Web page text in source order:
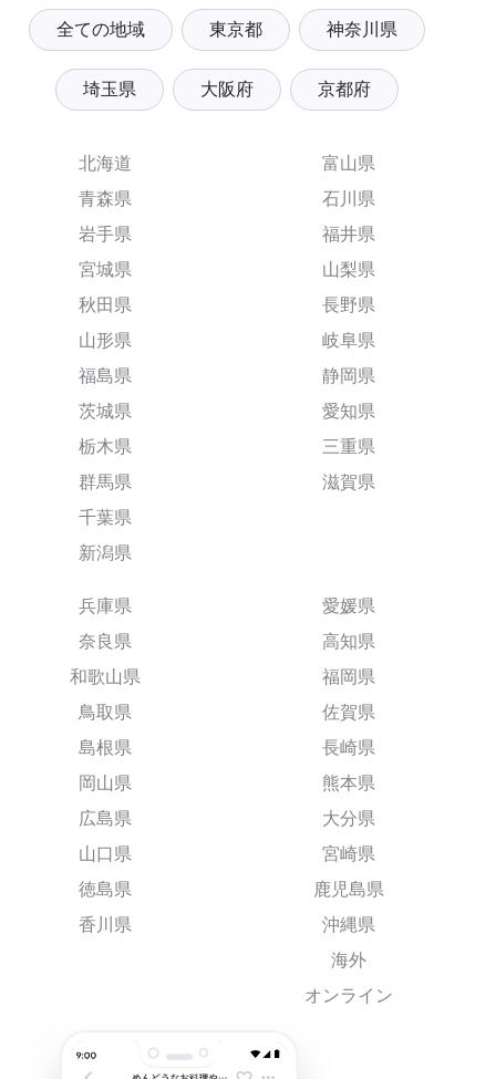
全ての地域 東京都 神奈川県
埼玉県 大阪府 京都府
北海道
青森県
岩手県
宮城県
秋田県
山形県
福島県
茨城県
栃木県
群馬県
千葉県
新潟県
富山県
石川県
福井県
山梨県
長野県
岐阜県
静岡県
愛知県
三重県
滋賀県
兵庫県
奈良県
和歌山県
鳥取県
島根県
岡山県
広島県
山口県
徳島県
香川県
愛媛県
高知県
福岡県
佐賀県
長崎県
熊本県
大分県
宮崎県
鹿児島県
沖縄県
海外
オンライン